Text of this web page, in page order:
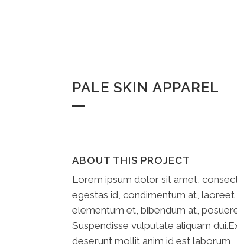
PALE SKIN APPAREL
ABOUT THIS PROJECT
Lorem ipsum dolor sit amet,
egestas id, condimentum at, laoreet
elementum et, bibendum at,
Suspendisse vulputate aliquam
deserunt mollit anim id est laborum